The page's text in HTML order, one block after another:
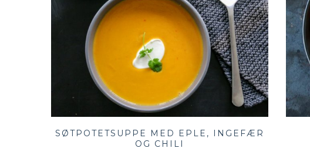
SØTPOTETSUPPE MED EPLE, INGEFÆR
OG CHILI